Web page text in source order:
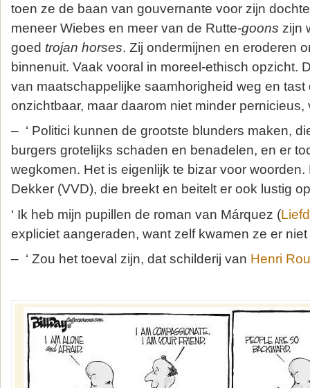
toen ze de baan van gouvernante voor zijn
meneer Wiebes en meer van de Rutte-goons zijn
goed trojan horses. Zij ondermijnen en eroderen
binnenuit. Vaak vooral in moreel-ethisch opzicht.
van maatschappelijke saamhorigheid weg en tast
onzichtbaar, maar daarom niet minder pernicieus,
– ‘ Politici kunnen de grootste blunders maken,
burgers grotelijks schaden en benadelen, en er
wegkomen. Het is eigenlijk te bizar voor
Dekker (VVD), die breekt en beitelt er ook lustig op
‘ Ik heb mijn pupillen de roman van Márquez (
expliciet aangeraden, want zelf kwamen ze er niet
– ‘ Zou het toeval zijn, dat schilderij van Henri